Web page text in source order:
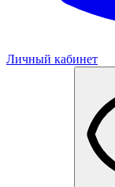
Личный кабинет